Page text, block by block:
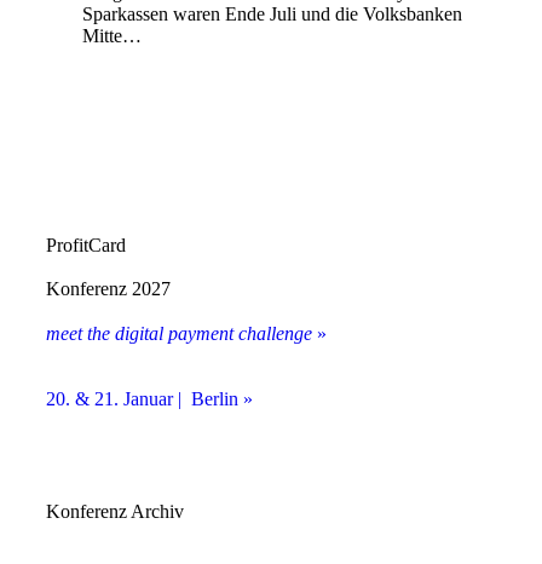
Sparkassen waren Ende Juli und die Volksbanken
Mitte…
ProfitCard
Konferenz 2027
meet the digital payment challenge »
20. & 21. Januar | Berlin »
Konferenz Archiv